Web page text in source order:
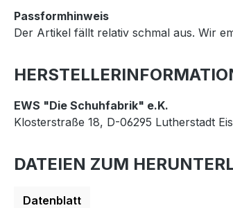
Passformhinweis
Der Artikel fällt relativ schmal aus. Wir
EWS "Die Schuhfabrik" e.K.
Klosterstraße 18, D-06295 Lutherstadt
DATEIEN ZUM
Datenblatt